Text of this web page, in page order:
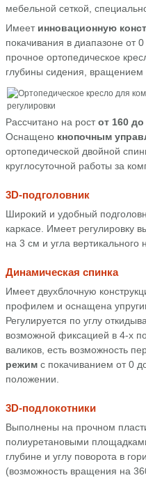
мебельной сеткой,
Имеет инновационную
покачивания в диапазоне от
прочное ортопедическое
глубины сидения, вращением
Рассчитано на ростот 160
Оснащено кнопочным
ортопедической двойной
круглосуточной работы за
3D-подголовник
Широкий и удобный
каркасе. Имеет регулировку
на 3 см и угла вертикального
Динамическая спинка
Имеет двухблочную
профилем и оснащена
Регулируется по углу
возможной фиксацией в 4-х
валиков, есть возможность
режим с покачиванием от 0
положении.
3D-подлокотники
Выполнены на прочном
полиуретановыми
глубине и углу поворота в
(возможность вращения на